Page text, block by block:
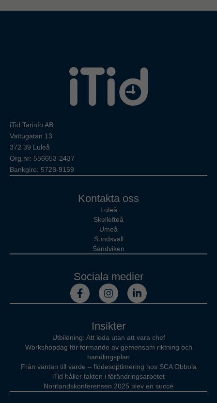
iTid Tarinfo AB
Vattugatan 13
372 39 Luleå
Org.nr: 556653-2437
Bankgiro: 5728-9159
Kontakta oss
Luleå
Skellefteå
Umeå
Sundsvall
Sandviken
Insikter
Utbildning: Att leda utan att vara chef
Workshopdag för formande av gemensam riktning och
handlingsplan
Från väntan till värde – flödesoptimering hos SCA Obbola
iTid håller takten i förändringsarbetet
Norrlandskonferensen 2025 blev en succé
Sociala medier